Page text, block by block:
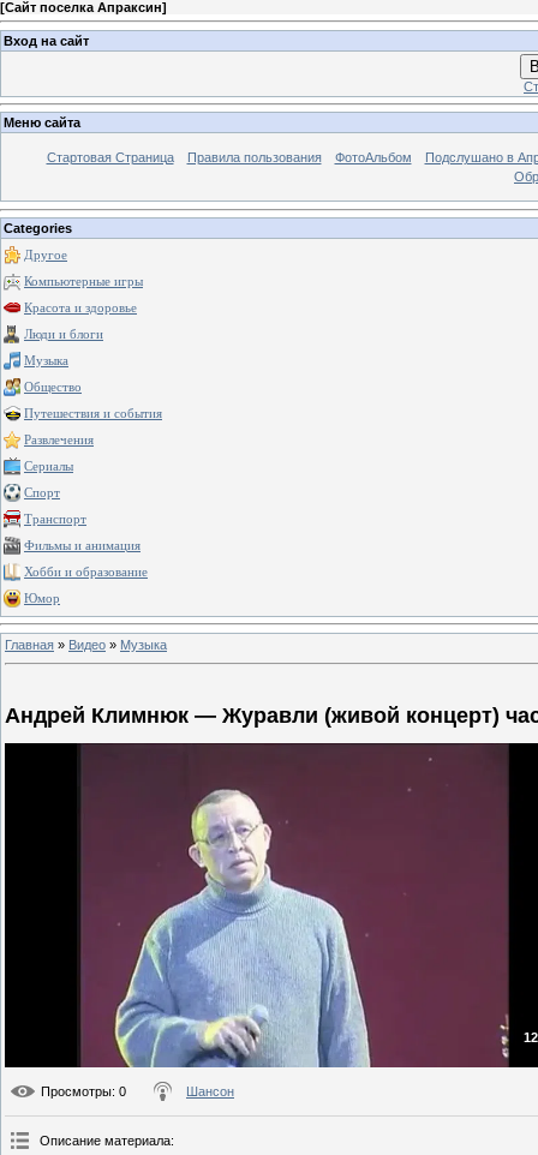
[Сайт поселка Апраксин]
Вход на сайт
Меню сайта
Стартовая Страница Правила пользования ФотоАльбом
Подслушано в
Categories
Другое
Компьютерные игры
Красота и здоровье
Люди и блоги
Музыка
Общество
Путешествия и события
Развлечения
Сериалы
Спорт
Транспорт
Фильмы и анимация
Хобби и образование
Юмор
Главная » Видео » Музыка
Андрей Климнюк — Журавли (живой концерт)
Просмотры: 0 Шансон
Описание материала: